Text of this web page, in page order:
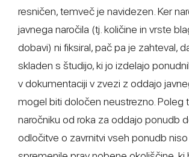
resničen, temveč je navidezen. Ker
javnega naročila (tj. količine in vrste
dobavi) ni fiksiral, pač pa je zahteval,
skladen s študijo, ki jo izdelajo
v dokumentaciji v zvezi z oddajo
mogel biti določen neustrezno. Poleg
naročniku od roka za oddajo ponudb
odločitve o zavrnitvi vseh ponudb